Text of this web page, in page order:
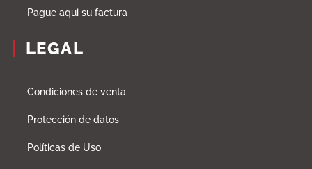
Pague aqui su factura
LEGAL
Condiciones de venta
Protección de datos
Políticas de Uso